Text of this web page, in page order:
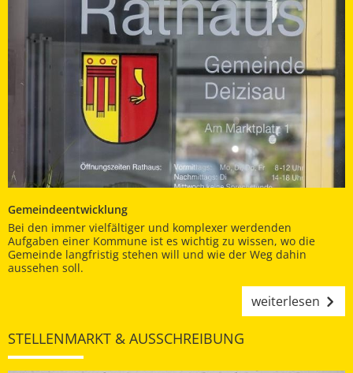
Gemeindeentwicklung
Bei den immer vielfältiger und komplexer werdenden
Aufgaben einer Kommune ist es wichtig zu wissen, wo die
Gemeinde langfristig stehen will und wie der Weg dahin
aussehen soll.
weiterlesen
STELLENMARKT & AUSSCHREIBUNG